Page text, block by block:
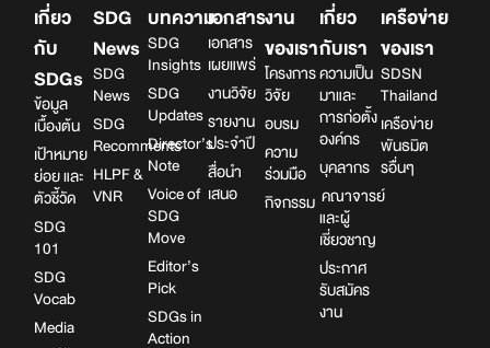
เกี่ยว
กับ
SDGs
ข้อมูล
เบื้องต้น
เป้าหมาย
ย่อย และ
ตัวชี้วัด
SDG
101
SDG
Vocab
Media
SDG
News
SDG
News
SDG
Recomments
HLPF &
VNR
บทความ
SDG
Insights
SDG
Updates
Director’s
Note
Voice of
SDG
Move
Editor’s
Pick
SDGs in
Action
เอกสาร
เอกสาร
เผยแพร่
งานวิจัย
รายงาน
ประจำปี
สื่อนำ
เสนอ
งาน
ของเรา
โครงการ
วิจัย
อบรม
ความ
ร่วมมือ
กิจกรรม
เกี่ยว
กับเรา
ความเป็น
มาและ
การก่อตั้ง
องค์กร
บุคลากร
คณาจารย์
และผู้
เชี่ยวชาญ
ประกาศ
รับสมัคร
งาน
เครือข่าย
ของเรา
SDSN
Thailand
เครือข่าย
พันธมิต
รอื่นๆ